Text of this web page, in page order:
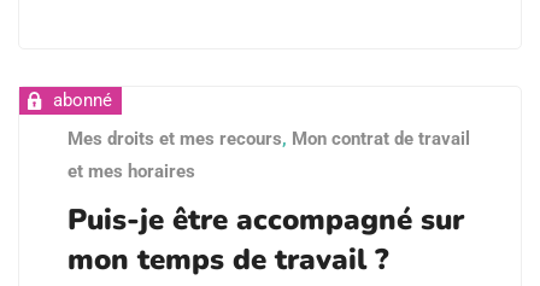
Mes droits et mes recours, Mon contrat de travail
et mes horaires
Puis-je être accompagné sur
mon temps de travail ?